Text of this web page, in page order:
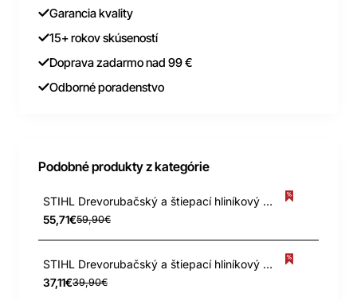
Garancia kvality
15+ rokov skúseností
Doprava zadarmo nad 99 €
Odborné poradenstvo
Podobné produkty z kategórie
STIHL Drevorubačský a štiepací hliníkový klin 1000 g
55,71€59,90€
STIHL Drevorubačský a štiepací hliníkový klin 600 g
37,11€39,90€